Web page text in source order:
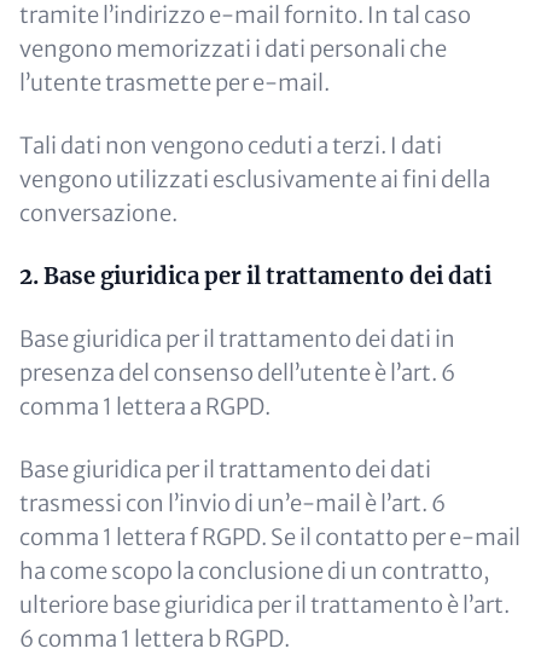
tramite l’indirizzo e-mail fornito. In tal caso
vengono memorizzati i dati personali che
l’utente trasmette per e-mail.
Tali dati non vengono ceduti a terzi. I dati
vengono utilizzati esclusivamente ai fini della
conversazione.
2. Base giuridica per il trattamento dei dati
Base giuridica per il trattamento dei dati in
presenza del consenso dell’utente è l’art. 6
comma 1 lettera a RGPD.
Base giuridica per il trattamento dei dati
trasmessi con l’invio di un’e-mail è l’art. 6
comma 1 lettera f RGPD. Se il contatto per e-mail
ha come scopo la conclusione di un contratto,
ulteriore base giuridica per il trattamento è l’art.
6 comma 1 lettera b RGPD.